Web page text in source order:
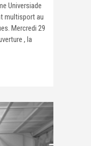
Universiade
multisport au
Mercredi 29
, la